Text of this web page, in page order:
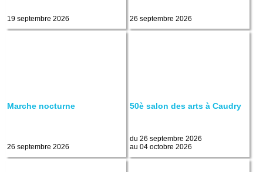
19 septembre 2026 26 septembre 2026
Marche nocturne
26 septembre 2026
50è salon des arts à Caudry
du 26 septembre 2026
au 04 octobre 2026